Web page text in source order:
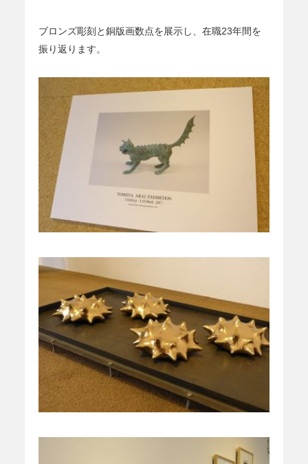
ブロンズ彫刻と銅版画数点を展示し、在職23年間を
振り返ります。